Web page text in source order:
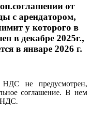
от
с арендатором,
у которого в
в декабре 2025г.,
в январе 2026 г.
не предусмотрен,
соглашение. В нем
НДС.